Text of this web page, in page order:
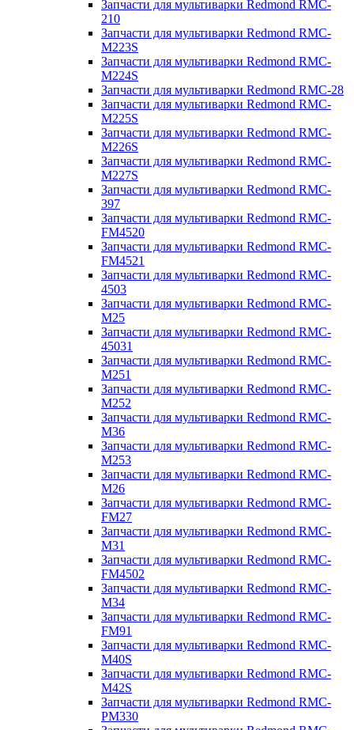
Запчасти для мультиварки Redmond RMC-
210
Запчасти для мультиварки Redmond RMC-
M223S
Запчасти для мультиварки Redmond RMC-
M224S
Запчасти для мультиварки Redmond RMC-28
Запчасти для мультиварки Redmond RMC-
M225S
Запчасти для мультиварки Redmond RMC-
M226S
Запчасти для мультиварки Redmond RMC-
M227S
Запчасти для мультиварки Redmond RMC-
397
Запчасти для мультиварки Redmond RMC-
FM4520
Запчасти для мультиварки Redmond RMC-
FM4521
Запчасти для мультиварки Redmond RMC-
4503
Запчасти для мультиварки Redmond RMC-
M25
Запчасти для мультиварки Redmond RMC-
45031
Запчасти для мультиварки Redmond RMC-
M251
Запчасти для мультиварки Redmond RMC-
M252
Запчасти для мультиварки Redmond RMC-
M36
Запчасти для мультиварки Redmond RMC-
M253
Запчасти для мультиварки Redmond RMC-
M26
Запчасти для мультиварки Redmond RMC-
FM27
Запчасти для мультиварки Redmond RMC-
M31
Запчасти для мультиварки Redmond RMC-
FM4502
Запчасти для мультиварки Redmond RMC-
M34
Запчасти для мультиварки Redmond RMC-
FM91
Запчасти для мультиварки Redmond RMC-
M40S
Запчасти для мультиварки Redmond RMC-
M42S
Запчасти для мультиварки Redmond RMC-
PM330